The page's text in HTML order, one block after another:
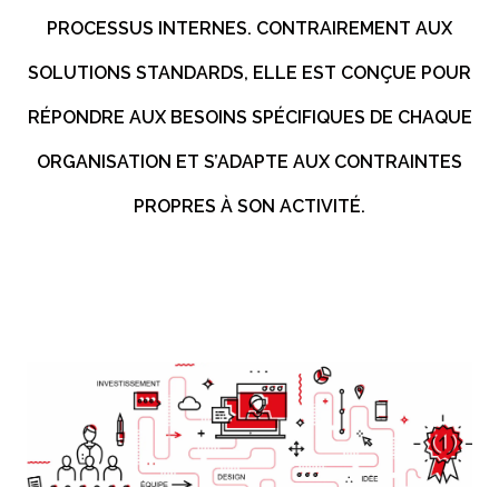
PROCESSUS INTERNES. CONTRAIREMENT AUX
SOLUTIONS STANDARDS, ELLE EST CONÇUE POUR
RÉPONDRE AUX BESOINS SPÉCIFIQUES DE CHAQUE
ORGANISATION ET S’ADAPTE AUX CONTRAINTES
PROPRES À SON ACTIVITÉ.